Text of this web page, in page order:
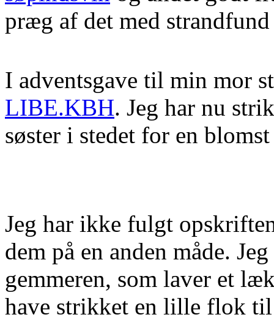
præg af det med
I adventsgave til min mor
LIBE.KBH. Jeg har nu
søster i stedet for en
Jeg har ikke fulgt
dem på en anden måde.
gemmeren, som laver et
have strikket en lille flok